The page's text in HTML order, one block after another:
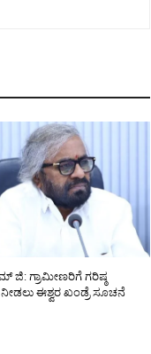
ಜಿ: ಗ್ರಾಮೀಣರಿಗೆ ಗರಿಷ್ಠ
ಈಶ್ವರ ಖಂಡ್ರೆ ಸೂಚನೆ